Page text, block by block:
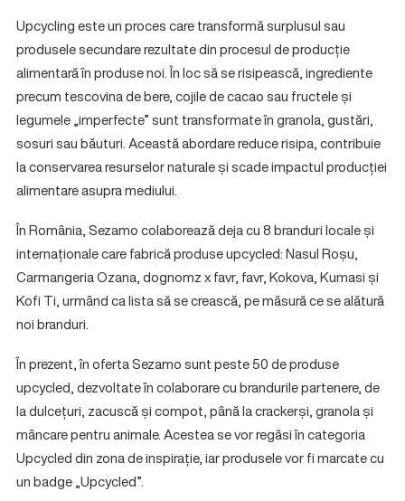
Upcycling este un proces care transformă surplusul sau
produsele secundare rezultate din procesul de producție
alimentară în produse noi. În loc să se risipească, ingrediente
precum tescovina de bere, cojile de cacao sau fructele și
legumele „imperfecte” sunt transformate în granola, gustări,
sosuri sau băuturi. Această abordare reduce risipa, contribuie
la conservarea resurselor naturale și scade impactul producției
alimentare asupra mediului.
În România, Sezamo colaborează deja cu 8 branduri locale și
internaționale care fabrică produse upcycled: Nasul Roșu,
Carmangeria Ozana, dognomz x favr, favr, Kokova, Kumasi și
Kofi Ti, urmând ca lista să se crească, pe măsură ce se alătură
noi branduri.
În prezent, în oferta Sezamo sunt peste 50 de produse
upcycled, dezvoltate în colaborare cu brandurile partenere, de
la dulcețuri, zacuscă și compot, până la crackerși, granola și
mâncare pentru animale. Acestea se vor regăsi în categoria
Upcycled din zona de inspirație, iar produsele vor fi marcate cu
un badge „Upcycled”.